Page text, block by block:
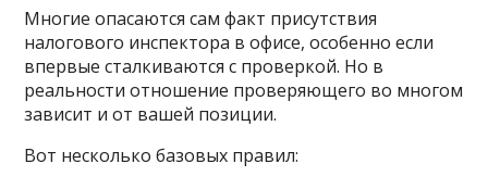
Многие опасаются сам факт присутствия
налогового инспектора в офисе, особенно если
впервые сталкиваются с проверкой. Но в
реальности отношение проверяющего во многом
зависит и от вашей позиции.
Вот несколько базовых правил: